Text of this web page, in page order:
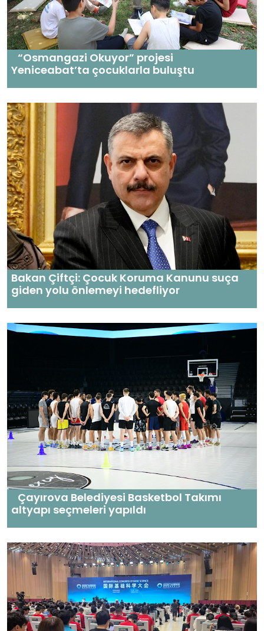
“Osmangazi Okuyor” projesi
Yeniceabat’ta çocuklarla buluştu
Bakan Çiftçi: Çocuk Koruma Kanunu suça
giden yolu önlemeyi hedefliyor
Çayırova Belediyesi Basketbol Takımı
altyapı seçmeleri yapıldı